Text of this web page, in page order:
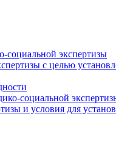
социальной экспертизы
с целью
социальной
и условия для